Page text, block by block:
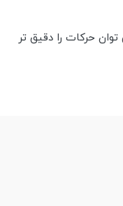
حرکات را دقیق تر